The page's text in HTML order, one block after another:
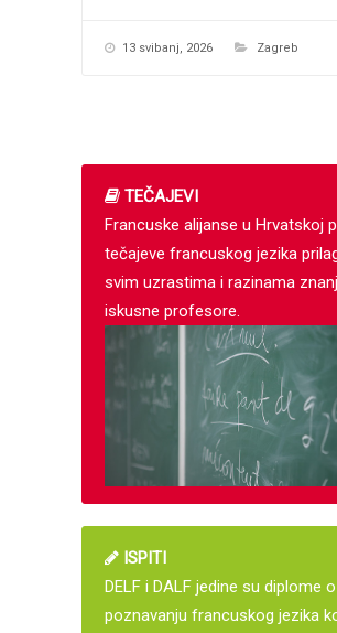
13 svibanj, 2026 Zagreb
TEČAJEVI
Francuske alijanse u Hrvatskoj
tečajeve francuskog jezika
svim uzrastima i razinama
iskusne profesore.
ISPITI
DELF i DALF jedine su diplome o
poznavanju francuskog jezika